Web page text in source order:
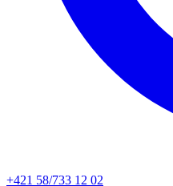
+421 58/733 12 02